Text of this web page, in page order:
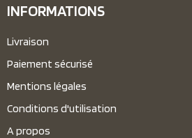
INFORMATIONS
Livraison
Paiement sécurisé
Mentions légales
Conditions d'utilisation
A propos